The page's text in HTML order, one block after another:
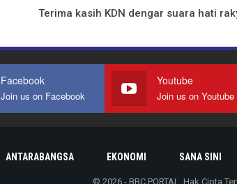
Terima kasih KDN dengar suara hati
Facebook
Join us on Facebook
Youtube
Join us on Youtube
ANTARABANGSA EKONOMI SANA SINI
© 2026 - BBC PORTAL. Hak Cipta